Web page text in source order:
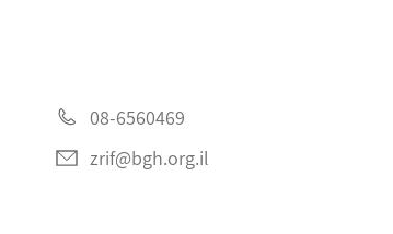
08-6560469
zrif@bgh.org.il